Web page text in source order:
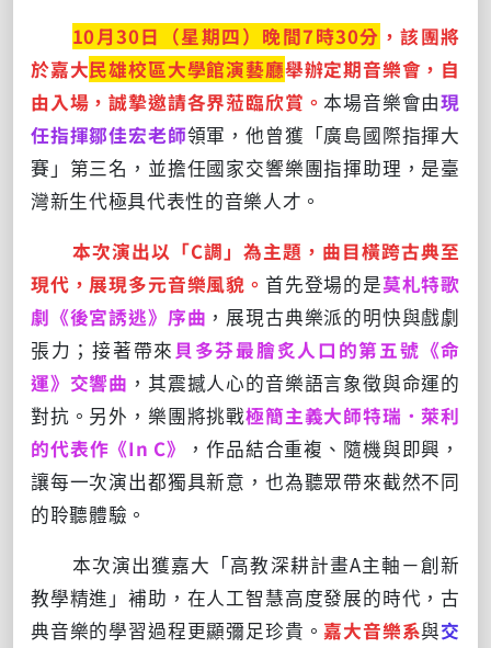
10月30日（星期四）晚間7時30分 ，該團將
於嘉大民雄校區大學館演藝廳舉辦定期音樂會，自
由入場，誠摯邀請各界蒞臨欣賞。 本場音樂會由現
任指揮鄒佳宏老師領軍，他曾獲「廣島國際指揮大
賽」第三名，並擔任國家交響樂團指揮助理，是臺
灣新生代極具代表性的音樂人才。
本次演出以「C調」為主題，曲目橫跨古典至
現代，展現多元音樂風貌。 首先登場的是莫札特歌
劇《後宮誘逃》序曲 ，展現古典樂派的明快與戲劇
張力；接著帶來 貝多芬最膾炙人口的第五號《命
運》交響曲 ，其震撼人心的音樂語言象徵與命運的
對抗。另外，樂團將挑戰極簡主義大師特瑞．萊利
的代表作《In C》
，作品結合重複、隨機與即興，
讓每一次演出都獨具新意，也為聽眾帶來截然不同
的聆聽體驗。
本次演出獲嘉大「高教深耕計畫A主軸－創新
教學精進」補助，在人工智慧高度發展的時代，古
典音樂的學習過程更顯彌足珍貴。 嘉大音樂系與交